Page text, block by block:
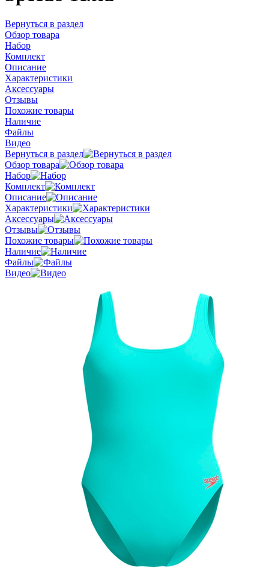
Вернуться в раздел
Обзор товара
Набор
Комплект
Описание
Характеристики
Аксессуары
Отзывы
Похожие товары
Наличие
Файлы
Видео
Вернуться в раздел
Обзор товара
Набор
Комплект
Описание
Характеристики
Аксессуары
Отзывы
Похожие товары
Наличие
Файлы
Видео